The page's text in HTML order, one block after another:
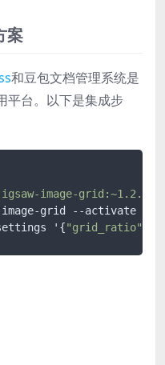
案
和豆包文档管理系统是
平台。以下是集成步
image-grid:~1.2.0"
grid --activate
'{"grid_ratio"